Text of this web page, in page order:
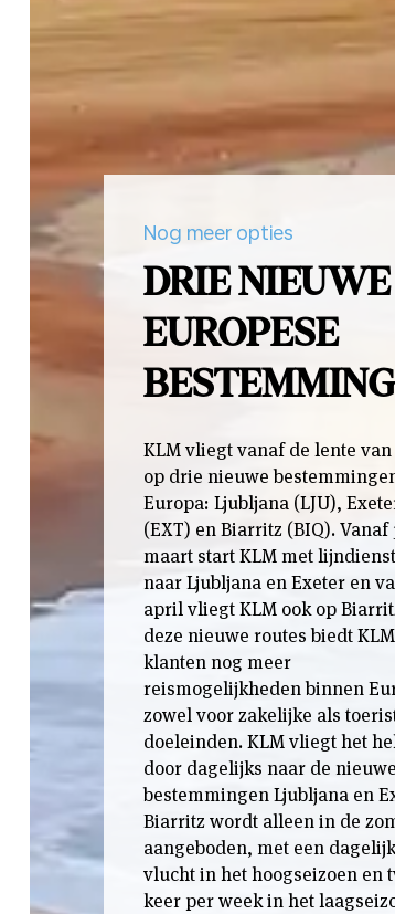
Nog meer opties
DRIE NIEUWE
EUROPESE
KLM vliegt vanaf de lente van
op drie nieuwe
Europa: Ljubljana (LJU),
(EXT) en Biarritz (BIQ). Vanaf
maart start KLM met
naar Ljubljana en Exeter en
april vliegt KLM ook op
deze nieuwe routes biedt
klanten nog meer
reismogelijkheden binnen
zowel voor zakelijke als
doeleinden. KLM vliegt het
door dagelijks naar de nieuwe
bestemmingen Ljubljana en
Biarritz wordt alleen in de
aangeboden, met een
vlucht in het hoogseizoen en
keer per week in het